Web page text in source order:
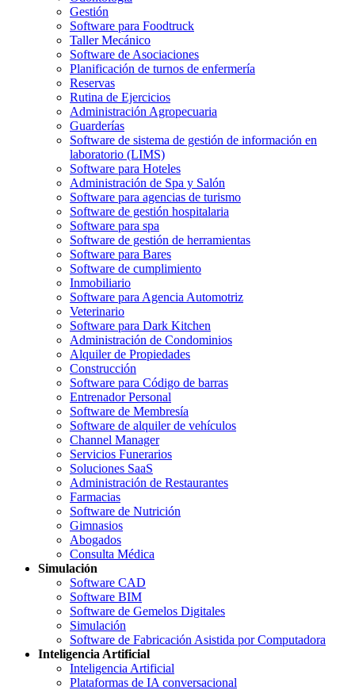
Gestión
Software para Foodtruck
Taller Mecánico
Software de Asociaciones
Planificación de turnos de enfermería
Reservas
Rutina de Ejercicios
Administración Agropecuaria
Guarderías
Software de sistema de gestión de información en
laboratorio (LIMS)
Software para Hoteles
Administración de Spa y Salón
Software para agencias de turismo
Software de gestión hospitalaria
Software para spa
Software de gestión de herramientas
Software para Bares
Software de cumplimiento
Inmobiliario
Software para Agencia Automotriz
Veterinario
Software para Dark Kitchen
Administración de Condominios
Alquiler de Propiedades
Construcción
Software para Código de barras
Entrenador Personal
Software de Membresía
Software de alquiler de vehículos
Channel Manager
Servicios Funerarios
Soluciones SaaS
Administración de Restaurantes
Farmacias
Software de Nutrición
Gimnasios
Abogados
Consulta Médica
Simulación
Software CAD
Software BIM
Software de Gemelos Digitales
Simulación
Software de Fabricación Asistida por Computadora
Inteligencia Artificial
Inteligencia Artificial
Plataformas de IA conversacional